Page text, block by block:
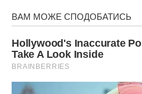
Не залишайтеся байдужими і
акції «День без поліетилену»
Джерело
Передрук без посилання на